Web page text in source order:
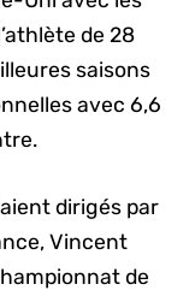
de 28
saisons
avec 6,6
dirigés par
Vincent
de